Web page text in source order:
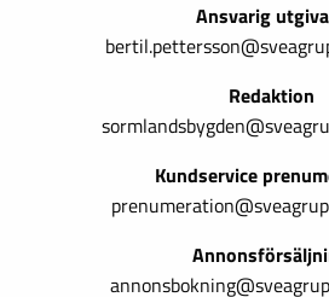
Ansvarig
Redaktion
Kundservice